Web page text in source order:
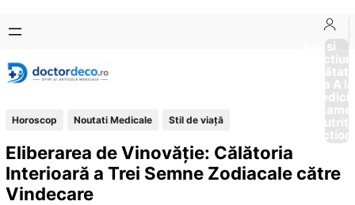
conținut
content
Boli si
Afectiuni
Sănătate
de la A
Horoscop Noutati Medicale Stil de viaţă
Eliberarea de Vinovăție: Călătoria
Interioară a Trei Semne Zodiacale către
Vindecare